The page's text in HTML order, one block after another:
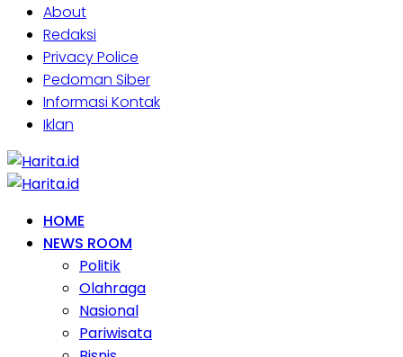
About
Redaksi
Privacy Police
Pedoman Siber
Informasi Kontak
Iklan
HOME
NEWS ROOM
Politik
Olahraga
Nasional
Pariwisata